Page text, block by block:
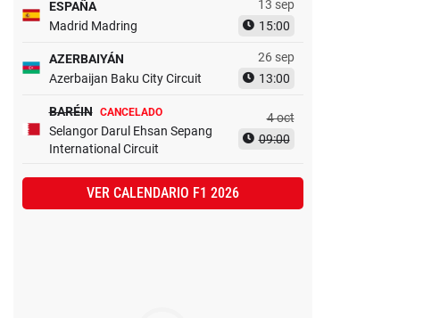
ESPAÑA
Madrid Madring
13 sep
15:00
AZERBAIYÁN
Azerbaijan Baku City Circuit
26 sep
13:00
BARÉIN CANCELADO
Selangor Darul Ehsan Sepang
International Circuit
4 oct
09:00
VER CALENDARIO F1 2026